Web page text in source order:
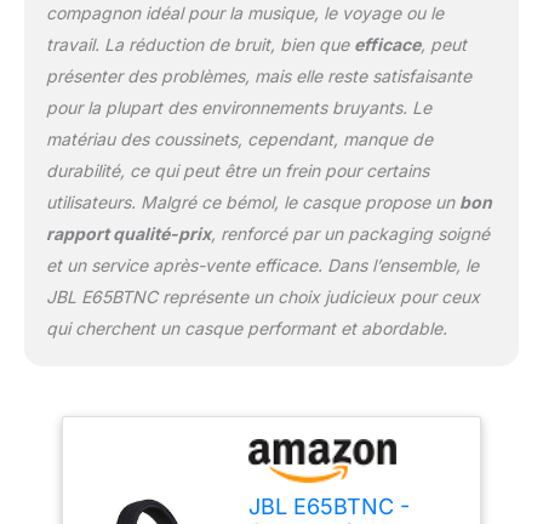
bascule directement sur
votre portable Livraison :
1x casque E65BTNC / 1x
câble détachable / 1x
housse de transport /
Carte d’avertissement /
Fiche de sécurité / Guide
de démarrage rapide –
Noir mat
compagnon idéal pour la musique, le voyage ou le
travail. La réduction de bruit, bien que efficace, peut
présenter des problèmes, mais elle reste satisfaisante
pour la plupart des environnements bruyants. Le
matériau des coussinets, cependant, manque de
durabilité, ce qui peut être un frein pour certains
utilisateurs. Malgré ce bémol, le casque propose un bon
rapport qualité-prix, renforcé par un packaging soigné
et un service après-vente efficace. Dans l’ensemble, le
JBL E65BTNC représente un choix judicieux pour ceux
qui cherchent un casque performant et abordable.
JBL E65BTNC -